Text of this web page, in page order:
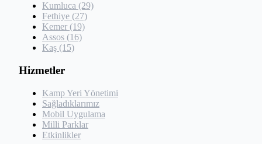
Kumluca (29)
Fethiye (27)
Kemer (19)
Assos (16)
Kaş (15)
Hizmetler
Kamp Yeri Yönetimi
Sağladıklarımız
Mobil Uygulama
Milli Parklar
Etkinlikler